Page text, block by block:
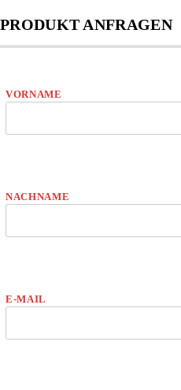
PRODUKT ANFRAGEN
VORNAME
NACHNAME
E-MAIL